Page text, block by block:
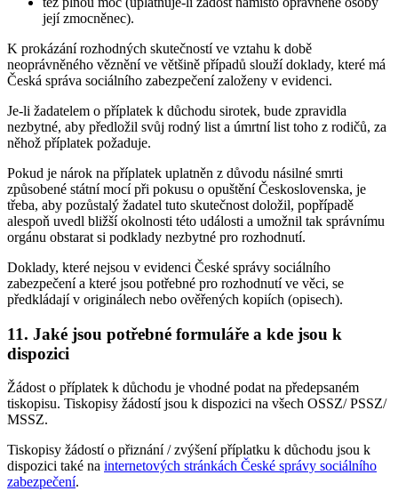
její zmocněnec).
K prokázání rozhodných skutečností ve vztahu k době
neoprávněného věznění ve většině případů slouží doklady, které má
Česká správa sociálního zabezpečení založeny v evidenci.
Je-li žadatelem o příplatek k důchodu sirotek, bude zpravidla
nezbytné, aby předložil svůj rodný list a úmrtní list toho z rodičů, za
něhož příplatek požaduje.
Pokud je nárok na příplatek uplatněn z důvodu násilné smrti
způsobené státní mocí při pokusu o opuštění Československa, je
třeba, aby pozůstalý žadatel tuto skutečnost doložil, popřípadě
alespoň uvedl bližší okolnosti této události a umožnil tak správnímu
orgánu obstarat si podklady nezbytné pro rozhodnutí.
Doklady, které nejsou v evidenci České správy sociálního
zabezpečení a které jsou potřebné pro rozhodnutí ve věci, se
předkládají v originálech nebo ověřených kopiích (opisech).
11. Jaké jsou potřebné formuláře a kde jsou k
dispozici
Žádost o příplatek k důchodu je vhodné podat na předepsaném
tiskopisu. Tiskopisy žádostí jsou k dispozici na všech OSSZ/ PSSZ/
MSSZ.
Tiskopisy žádostí o přiznání / zvýšení příplatku k důchodu jsou k
dispozici také na internetových stránkách České správy sociálního
zabezpečení.